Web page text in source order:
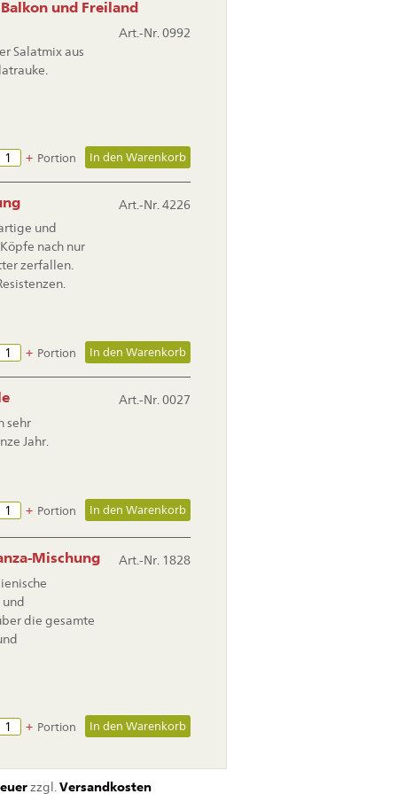
und Freiland
Art.-Nr. 0992
Salatmix aus
+ Portion
Art.-Nr. 4226
und
nach nur
zerfallen.
+ Portion
Art.-Nr. 0027
sehr
Jahr.
+ Portion
Mischung
Art.-Nr. 1828
die gesamte
+ Portion
zzgl. Versandkosten